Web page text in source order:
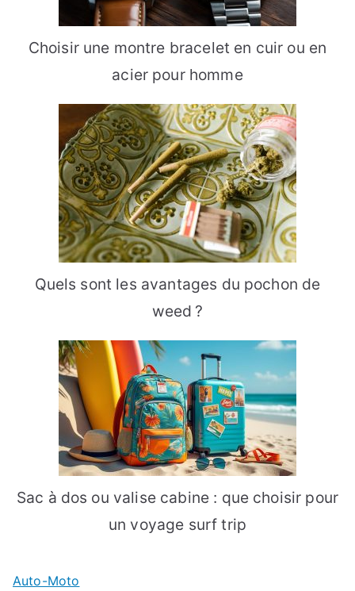
Choisir une montre bracelet en cuir ou en
acier pour homme
Quels sont les avantages du pochon de
weed ?
Sac à dos ou valise cabine : que choisir pour
un voyage surf trip
Auto-Moto